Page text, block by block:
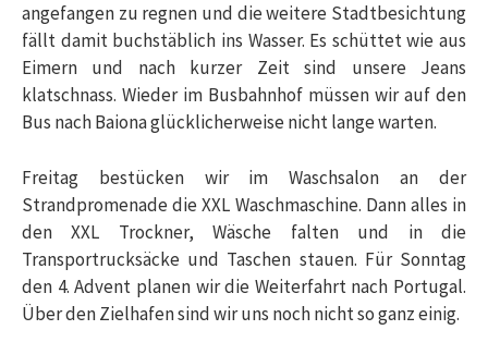
angefangen zu regnen und die weitere Stadtbesichtung
fällt damit buchstäblich ins Wasser. Es schüttet wie aus
Eimern und nach kurzer Zeit sind unsere Jeans
klatschnass. Wieder im Busbahnhof müssen wir auf den
Bus nach Baiona glücklicherweise nicht lange warten.
Freitag bestücken wir im Waschsalon an der
Strandpromenade die XXL Waschmaschine. Dann alles in
den XXL Trockner, Wäsche falten und in die
Transportrucksäcke und Taschen stauen. Für Sonntag
den 4. Advent planen wir die Weiterfahrt nach Portugal.
Über den Zielhafen sind wir uns noch nicht so ganz einig.